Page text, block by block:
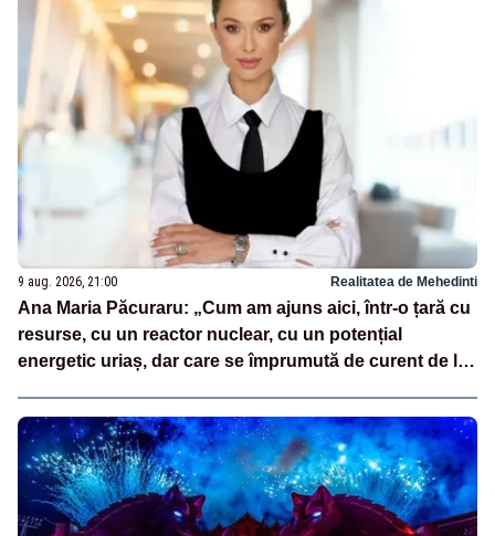
9 aug. 2026, 21:00 Realitatea de Mehedinti
Ana Maria Păcuraru: „Cum am ajuns aici, într-o țară cu
resurse, cu un reactor nuclear, cu un potențial
energetic uriaș, dar care se împrumută de curent de la